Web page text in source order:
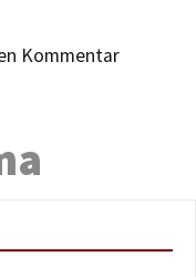
Kommentar